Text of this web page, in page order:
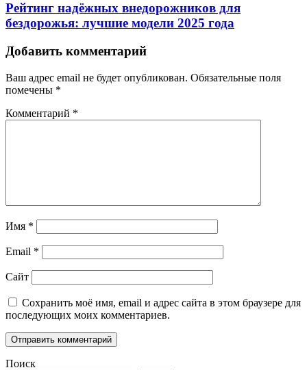
Рейтинг надёжных внедорожников для
бездорожья: лучшие модели 2025 года
Добавить комментарий
Ваш адрес email не будет опубликован. Обязательные поля
помечены *
Комментарий *
Имя *
Email *
Сайт
Сохранить моё имя, email и адрес сайта в этом браузере для
последующих моих комментариев.
Поиск